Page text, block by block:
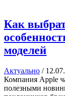
Как
моделей
Актуально /
Компания Apple
полезными